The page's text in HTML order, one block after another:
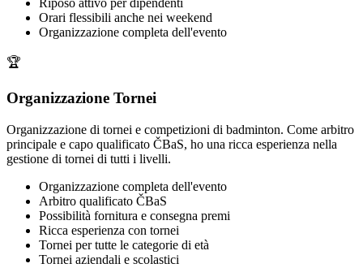
Orari flessibili anche nei weekend
Organizzazione completa dell'evento
🏆
Organizzazione Tornei
Organizzazione di tornei e competizioni di badminton. Come arbitro
principale e capo qualificato ČBaS, ho una ricca esperienza nella
gestione di tornei di tutti i livelli.
Organizzazione completa dell'evento
Arbitro qualificato ČBaS
Possibilità fornitura e consegna premi
Ricca esperienza con tornei
Tornei per tutte le categorie di età
Tornei aziendali e scolastici